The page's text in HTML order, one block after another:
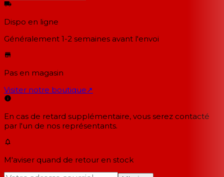
Dispo en ligne
Généralement 1-2 semaines avant l'envoi
Pas en magasin
Visiter notre boutique↗
En cas de retard supplémentaire, vous serez contacté
par l'un de nos représentants.
M'aviser quand de retour en stock